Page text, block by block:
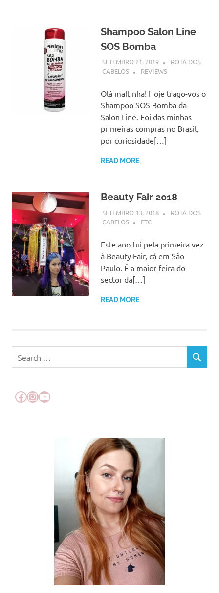
Shampoo Salon Line
SOS Bomba
SETEMBRO 21, 2019
ROTA DOS
CABELOS
REVIEWS
Olá maltinha! Hoje trago-vos o
Shampoo SOS Bomba da
Salon Line. Foi das minhas
primeiras compras no Brasil,
por curiosidade[…]
READ MORE
Beauty Fair 2018
SETEMBRO 13, 2018
ROTA DOS
CABELOS
ETC
Este ano fui pela primeira vez
à Beauty Fair, cá em São
Paulo. É a maior feira do
sector da[…]
READ MORE
for:
SEARCH
Facebook
Instagram
YouTube